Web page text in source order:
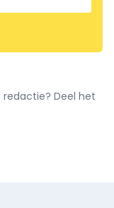
redactie? Deel het